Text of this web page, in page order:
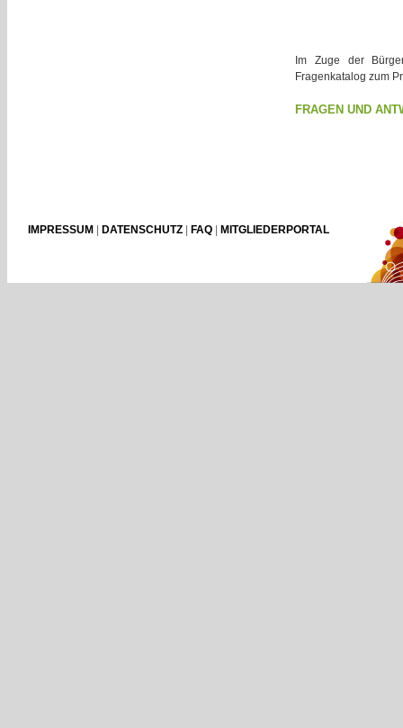
Im Zuge der
Fragenkatalog zum
FRAGEN UND
IMPRESSUM DATENSCHUTZ FAQ MITGLIEDERPORTAL